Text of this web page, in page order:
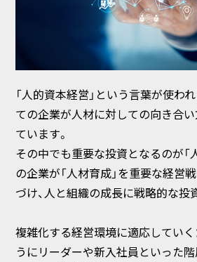
「人的資本経営」という言葉が使わ
ての企業が人材に対しての向き合
ています。
その中でも重要な投資となるのが「
の企業が「人材育成」を重要な経営
づけ、人と組織の成長に戦略的な投
複雑化する経営環境に適応していく
うにリーダーや新入社員といった